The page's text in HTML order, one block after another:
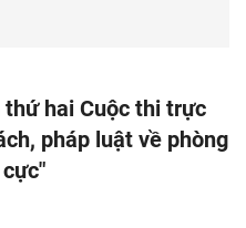
hai Cuộc thi trực
pháp luật về phòng